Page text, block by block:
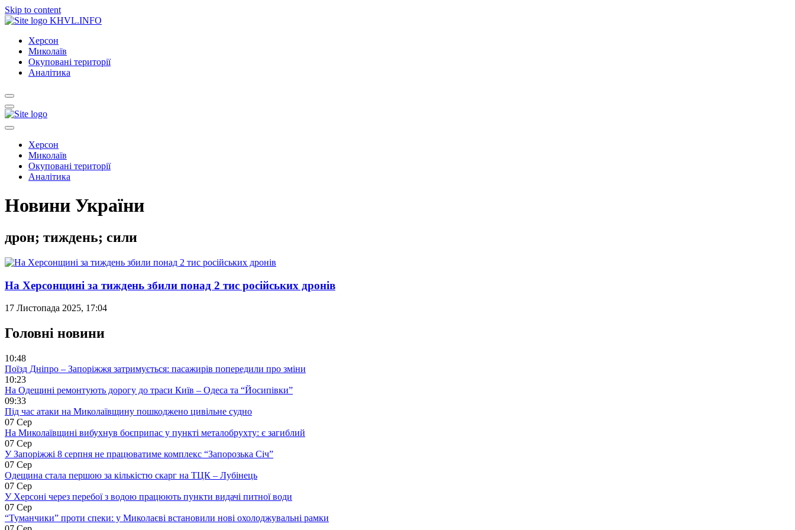
Skip to content
KHVL.INFO
Херсон
Миколаїв
Окуповані території
Аналітика
Херсон
Миколаїв
Окуповані території
Аналітика
Новини України
дрон; тиждень; сили
На Херсонщині за тиждень збили понад 2 тис російських дронів
17 Листопада 2025, 17:04
Головні новини
10:48
Поїзд Дніпро – Запоріжжя затримується: пасажирів попередили про зміни
10:23
На Одещині ремонтують дорогу до траси Київ – Одеса та “Йосипівки”
09:33
Під час атаки на Миколаївщину пошкоджено цивільне судно
07 Сер
На Миколаївщині вибухнув боєприпас у пункті металобрухту: є загиблий
07 Сер
У Запоріжжі 8 серпня не працюватиме комплекс “Запорозька Січ”
07 Сер
Одещина стала першою за кількістю скарг на ТЦК – Лубінець
07 Сер
У Херсоні через перебої з водою працюють пункти видачі питної води
07 Сер
“Туманчики” проти спеки: у Миколаєві встановили нові охолоджувальні рамки